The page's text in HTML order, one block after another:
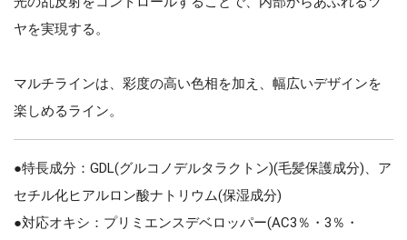
ヤを実現する。
マルチラインは、彩度の高い色相を加え、幅広いデザインを
楽しめるライン。
●特長成分：GDL(グルコノデルタラクトン)(毛髪保護成分)、ア
セチル化ヒアルロン酸ナトリウム(保湿成分)
●対応オキシ：プリミエンスデベロッパー(AC3％・3％・